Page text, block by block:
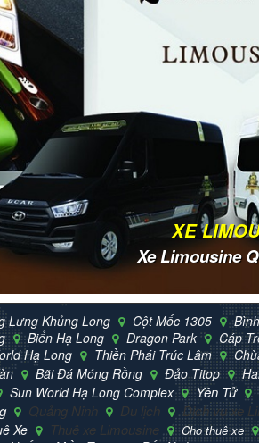
XE
Xe Limousine
Lưng Khủng Long Cột Mốc 1305
Biển Hạ Long Dragon Park
Cáp
Hạ Long
Thiền Phái Trúc Lâm
Bãi Đá Móng Rồng Đảo Titop
Sun World Hạ Long Complex Yên Tử
Quảng Ninh Du lịch Dịch vụ xe
Xe
Thuê xe Limousine Cho thuê xe